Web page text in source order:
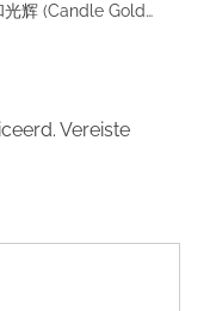
光辉 (Candle Gold
Vereiste